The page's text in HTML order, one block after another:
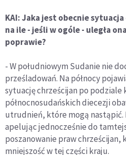
KAI: Jaka jest obecnie
na ile - jeśli w ogóle - uległa
poprawie?
- W południowym Sudanie nie
prześladowań. Na północy
sytuację chrześcijan po podziale
północnosudańskich diecezji
utrudnień, które mogą nastąpić.
apelując jednocześnie do
poszanowanie praw chrześcijan,
mniejszość w tej części kraju.